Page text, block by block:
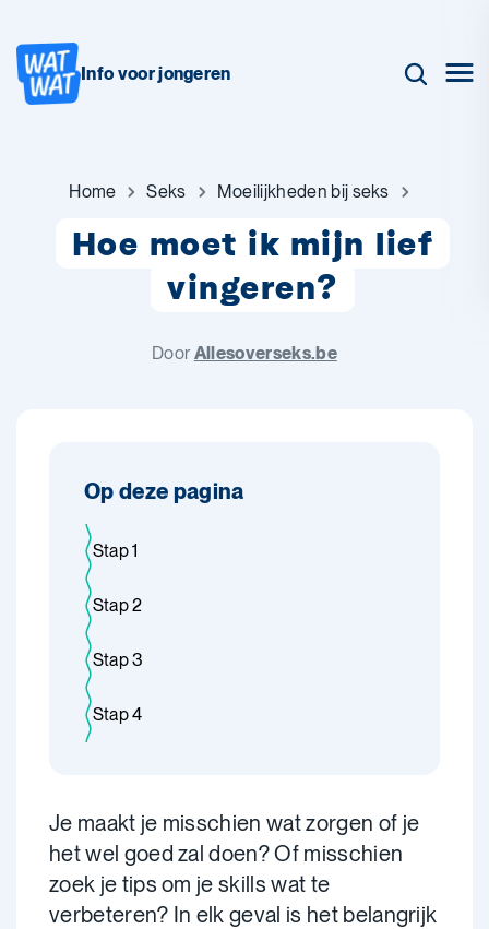
Info voor jongeren
Home Seks Moeilijkheden bij seks
Hoe moet ik mijn lief
vingeren?
DoorAllesoverseks.be
Op deze pagina
Stap 1
Stap 2
Stap 3
Stap 4
Je maakt je misschien wat zorgen of je
het wel goed zal doen? Of misschien
zoek je tips om je skills wat te
verbeteren? In elk geval is het belangrijk